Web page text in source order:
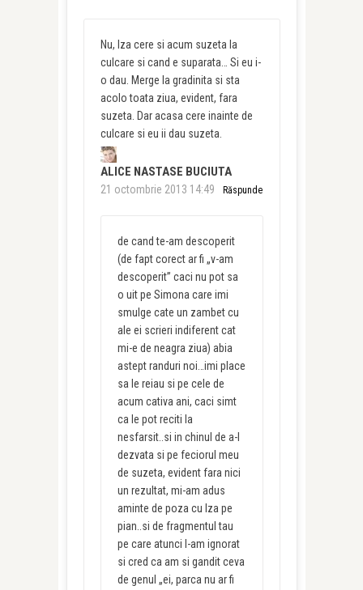
Nu, Iza cere si acum suzeta la
culcare si cand e suparata… Si eu i-
o dau. Merge la gradinita si sta
acolo toata ziua, evident, fara
suzeta. Dar acasa cere inainte de
culcare si eu ii dau suzeta.
ALICE NASTASE BUCIUTA
21 octombrie 2013 14:49 Răspunde
de cand te-am descoperit
(de fapt corect ar fi „v-am
descoperit” caci nu pot sa
o uit pe Simona care imi
smulge cate un zambet cu
ale ei scrieri indiferent cat
mi-e de neagra ziua) abia
astept randuri noi…imi place
sa le reiau si pe cele de
acum cativa ani, caci simt
ca le pot reciti la
nesfarsit..si in chinul de a-l
dezvata si pe feciorul meu
de suzeta, evident fara nici
un rezultat, mi-am adus
aminte de poza cu Iza pe
pian..si de fragmentul tau
pe care atunci l-am ignorat
si cred ca am si gandit ceva
de genul „ei, parca nu ar fi